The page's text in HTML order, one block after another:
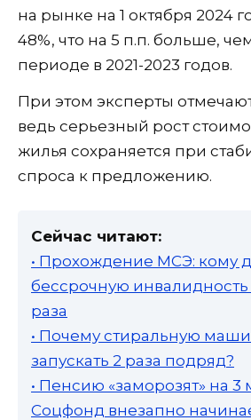
на рынке на 1 октября 2024
48%, что на 5 п.п. больше,
периоде в 2021-2023 годов.
При этом эксперты
ведь серьезный рост
жилья сохраняется при
спроса к предложению.
Сейчас читают:
• Прохождение МСЭ: кому
бессрочную инвалидность
раза
• Почему стиральную
запускать 2 раза подряд?
• Пенсию «заморозят» на 3
Соцфонд внезапно